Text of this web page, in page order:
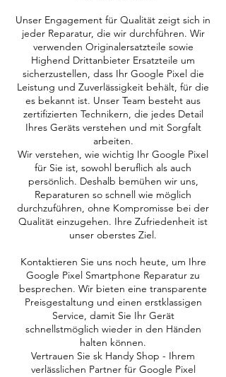
Unser Engagement für Qualität zeigt sich in
jeder Reparatur, die wir durchführen. Wir
verwenden Originalersatzteile sowie
Highend Drittanbieter Ersatzteile um
sicherzustellen, dass Ihr Google Pixel die
Leistung und Zuverlässigkeit behält, für die
es bekannt ist. Unser Team besteht aus
zertifizierten Technikern, die jedes Detail
Ihres Geräts verstehen und mit Sorgfalt
arbeiten.
Wir verstehen, wie wichtig Ihr Google Pixel
für Sie ist, sowohl beruflich als auch
persönlich. Deshalb bemühen wir uns,
Reparaturen so schnell wie möglich
durchzuführen, ohne Kompromisse bei der
Qualität einzugehen. Ihre Zufriedenheit ist
unser oberstes Ziel.
Kontaktieren Sie uns noch heute, um Ihre
Google Pixel Smartphone Reparatur zu
besprechen. Wir bieten eine transparente
Preisgestaltung und einen erstklassigen
Service, damit Sie Ihr Gerät
schnellstmöglich wieder in den Händen
halten können.
Vertrauen Sie sk Handy Shop - Ihrem
verlässlichen Partner für Google Pixel